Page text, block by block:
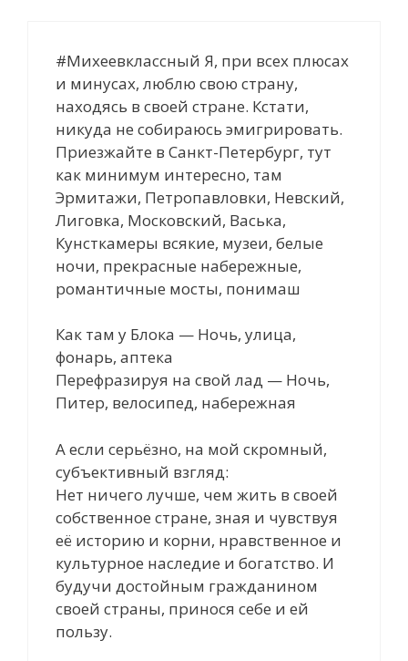
#Михеевклассный Я, при всех плюсах
и минусах, люблю свою страну,
находясь в своей стране. Кстати,
никуда не собираюсь эмигрировать.
Приезжайте в Санкт-Петербург, тут
как минимум интересно, там
Эрмитажи, Петропавловки, Невский,
Лиговка, Московский, Васька,
Кунсткамеры всякие, музеи, белые
ночи, прекрасные набережные,
романтичные мосты, понимаш
Как там у Блока — Ночь, улица,
фонарь, аптека
Перефразируя на свой лад — Ночь,
Питер, велосипед, набережная
А если серьёзно, на мой скромный,
субъективный взгляд:
Нет ничего лучше, чем жить в своей
собственное стране, зная и чувствуя
её историю и корни, нравственное и
культурное наследие и богатство. И
будучи достойным гражданином
своей страны, принося себе и ей
пользу.